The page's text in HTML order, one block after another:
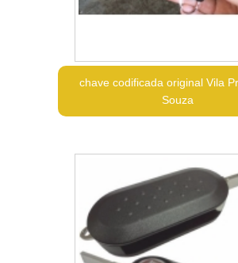
chave codificada original Vila
Souza